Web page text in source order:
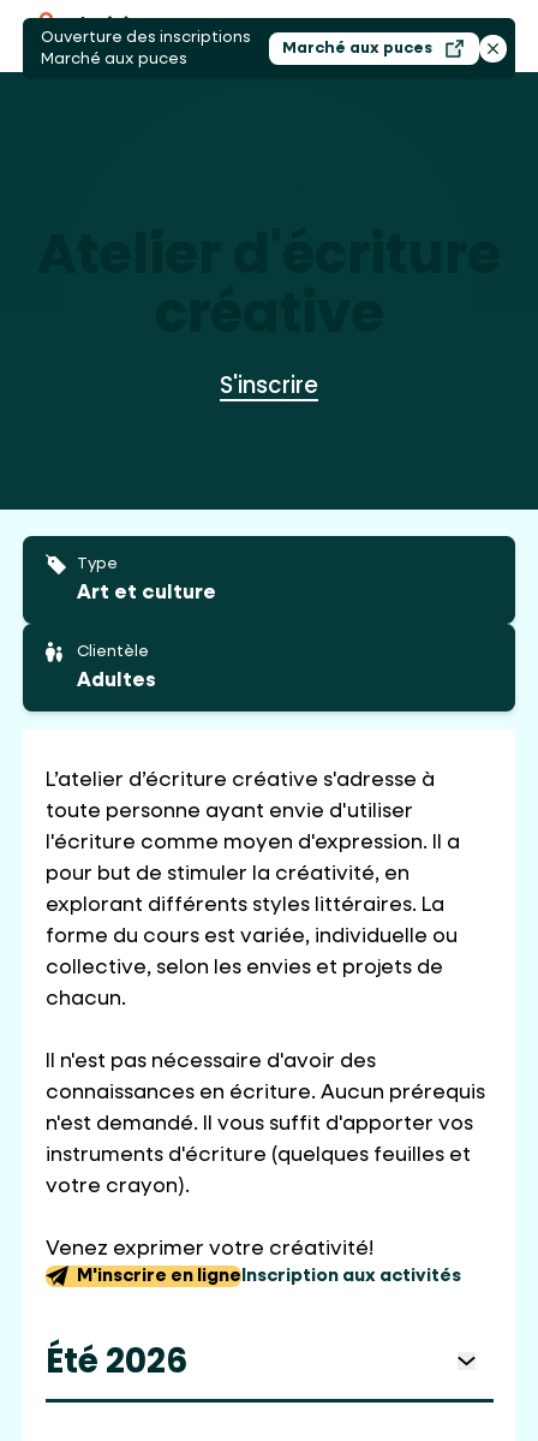
Ouverture des inscriptions
Marché aux puces
Marché aux pucesOuvrir dans un
S'inscrire
Type
Art et culture
Clientèle
Adultes
L’atelier d’écriture créative s'adresse à
toute personne ayant envie d'utiliser
l'écriture comme moyen d'expression. Il a
pour but de stimuler la créativité, en
explorant différents styles littéraires. La
forme du cours est variée, individuelle ou
collective, selon les envies et projets de
chacun.
Il n'est pas nécessaire d'avoir des
connaissances en écriture. Aucun prérequis
n'est demandé. Il vous suffit d'apporter vos
instruments d'écriture (quelques feuilles et
votre crayon).
Venez exprimer votre créativité!
M'inscrire en ligne Inscription aux activités
Été 2026 Ouvrir le